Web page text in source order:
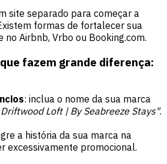
site separado para começar a
formas de fortalecer sua
Airbnb, Vrbo ou Booking.com.
fazem grande diferença:
: inclua o nome da sua marca
Loft | By Seabreeze Stays".
a história da sua marca na
excessivamente promocional.